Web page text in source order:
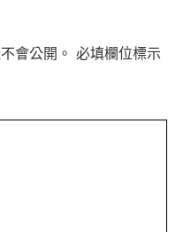
會公開。 必填欄位標示